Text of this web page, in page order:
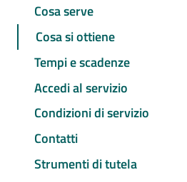
Cosa serve
Cosa si ottiene
Tempi e scadenze
Accedi al servizio
Condizioni di servizio
Contatti
Strumenti di tutela